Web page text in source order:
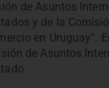
de Asuntos
y de la
en Uruguay”.
de Asuntos